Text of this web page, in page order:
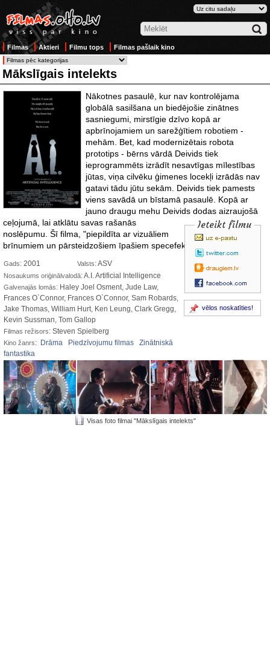
Filmas Aktieri Filmu tops Filmas pašlaik kino
Mākslīgais intelekts
Nākotnes pasaulē, kur nav kontrolējama
globālā sasilšana un biedējošie zinātnes
sasniegumi, mirstīgie dzīvo kopā ar
apbrīnojamiem un sarežģītiem robotiem -
mehām. Bet, kad modernizētais robota
prototips - bērns vārdā Deivids tiek
ieprogrammēts izrādīt nesavtīgas mīlestības
jūtas, viņa cilvēku ģimenes locekļi izrādās nav
gatavi tādu jūtu sekām. Deivids tiek pamests
viens savādā un bīstamā pasaulē. Kopā ar
jauno draugu mehu Deividsdodas aizraujošā
ceļojumā, lai atklātu savas rašanās
noslēpumu. Šī filma, "piepildīta ar vizuāliem
brīnumiem un pārsteidzošiem īpašiem specefektiem..." (
Ieteikt filmu
vēlos noskatīties!
Gads: 2001 Valsts: ASV
Nosaukums oriģinālvalodā: A.I. Artificial Intelligence
Galvenajās lomās: Haley Joel Osment, Jude Law,
Frances O`Connor, Frances O`Connor, Sam Robards,
Jake Thomas, William Hurt, Ken Leung, Clark Gregg,
Kevin Sussman, Tom Gallop
Filmas režisors: Steven Spielberg
Kino žanrs: Drāma Piedzīvojumu filmas
Zinātniskā
fantastika
Visas foto filmai "Mākslīgais intelekts"